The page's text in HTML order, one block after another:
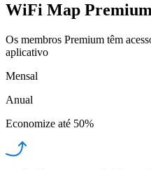
WiFi Map
Os membros Premium têm
aplicativo
Mensal
Anual
Economize até 50%